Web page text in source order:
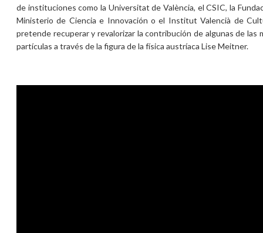
de instituciones como la Universitat de València, el CSIC, la
Ministerio de Ciencia e Innovación o el Institut Valencià de
pretende recuperar y revalorizar la contribución de algunas de las
partículas a través de la figura de la física austríaca Lise Meitner.